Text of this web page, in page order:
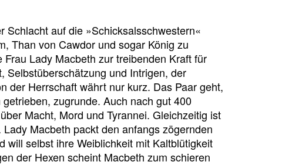
Schlacht auf die »Schicksalsschwestern«
Than von Cawdor und sogar König zu
Lady Macbeth zur treibenden Kraft für
Selbstüberschätzung und Intrigen, der
der Herrschaft währt nur kurz. Das Paar geht,
zugrunde. Auch nach gut 400
Macht, Mord und Tyrannei. Gleichzeitig ist
Macbeth packt den anfangs zögernden
will selbst ihre Weiblichkeit mit Kaltblütigkeit
der Hexen scheint Macbeth zum schieren